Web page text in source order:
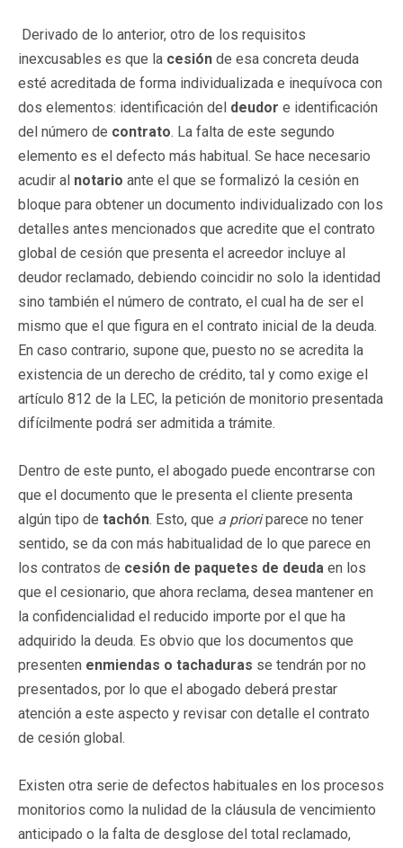
Derivado de lo anterior, otro de los requisitos
inexcusables es que la cesión de esa concreta deuda
esté acreditada de forma individualizada e inequívoca con
dos elementos: identificación del deudor e identificación
del número de contrato. La falta de este segundo
elemento es el defecto más habitual. Se hace necesario
acudir al notario ante el que se formalizó la cesión en
bloque para obtener un documento individualizado con los
detalles antes mencionados que acredite que el contrato
global de cesión que presenta el acreedor incluye al
deudor reclamado, debiendo coincidir no solo la identidad
sino también el número de contrato, el cual ha de ser el
mismo que el que figura en el contrato inicial de la deuda.
En caso contrario, supone que, puesto no se acredita la
existencia de un derecho de crédito, tal y como exige el
artículo 812 de la LEC, la petición de monitorio presentada
difícilmente podrá ser admitida a trámite.
Dentro de este punto, el abogado puede encontrarse con
que el documento que le presenta el cliente presenta
algún tipo de tachón. Esto, que a prioriparece no tener
sentido, se da con más habitualidad de lo que parece en
los contratos de cesión de paquetes de deuda en los
que el cesionario, que ahora reclama, desea mantener en
la confidencialidad el reducido importe por el que ha
adquirido la deuda. Es obvio que los documentos que
presenten enmiendas o tachaduras se tendrán por no
presentados, por lo que el abogado deberá prestar
atención a este aspecto y revisar con detalle el contrato
de cesión global.
Existen otra serie de defectos habituales en los procesos
monitorios como la nulidad de la cláusula de vencimiento
anticipado o la falta de desglose del total reclamado,